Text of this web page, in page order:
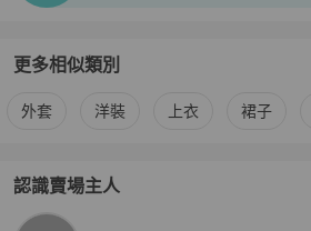
更多相似類別
更多 女裝 相似商品推薦
外套 洋裝 上衣 裙子
認識賣場主人
PopChill 拍拍圈嚴選賣家